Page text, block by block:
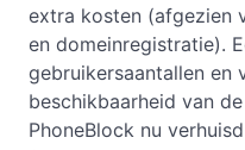
extra kosten (afgezien
en domeinregistratie).
gebruikersaantallen en
beschikbaarheid van
PhoneBlock nu